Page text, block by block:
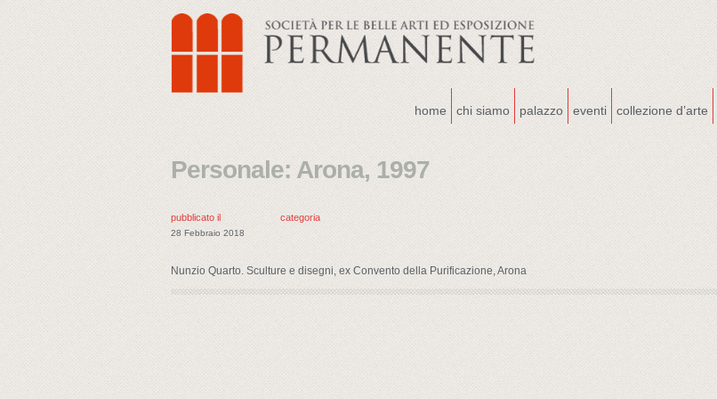
home chi siamo palazzo eventi collezione d’arte
Personale: Arona, 1997
pubblicato il
28 Febbraio 2018
categoria
Nunzio Quarto. Sculture e disegni, ex Convento della Purificazione, Arona